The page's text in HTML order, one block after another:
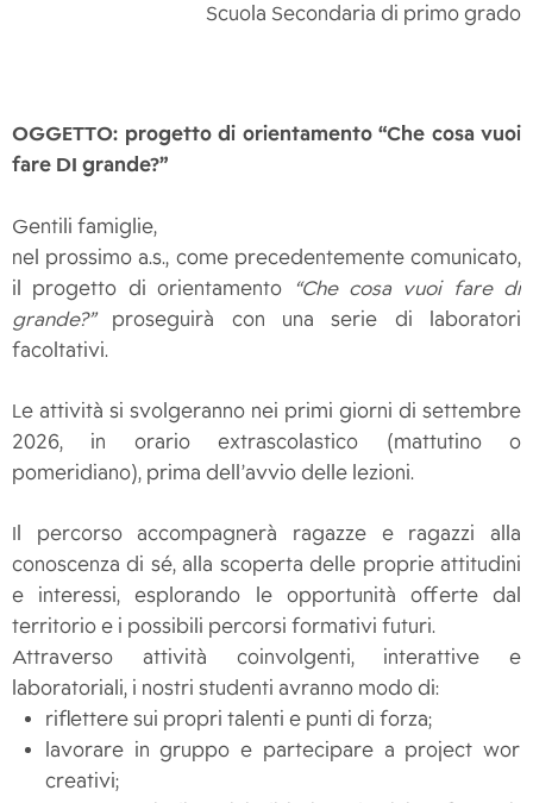
Scuola Secondaria di primo grado
OGGETTO: progetto di orientamento “Che cosa vuoi
fare DI grande?”
Gentili famiglie,
nel prossimo a.s., come precedentemente comunicato,
il progetto di orientamento
“Che cosa vuoi fare di
grande?”proseguirà con una serie di laboratori
facoltativi.
Le attività si svolgeranno nei primi giorni di settembre
2026, in orario extrascolastico (mattutino o
pomeridiano), prima dell’avvio delle lezioni.
Il percorso accompagnerà ragazze e ragazzi alla
conoscenza di sé, alla scoperta delle proprie attitudini
e interessi, esplorando le opportunità offerte dal
territorio e i possibili percorsi formativi futuri.
Attraverso attività coinvolgenti, interattive e
laboratoriali, i nostri studenti avranno modo di:
riflettere sui propri talenti e punti di forza;
lavorare in gruppo e partecipare a project work
creativi;